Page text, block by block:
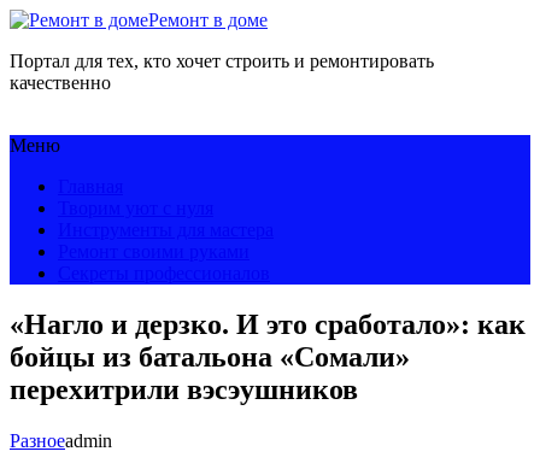
Ремонт в доме
Портал для тех, кто хочет строить и ремонтировать
качественно
Меню
«Нагло и дерзко. И это сработало»: как
бойцы из батальона «Сомали»
перехитрили вэсэушников
Разноеadmin